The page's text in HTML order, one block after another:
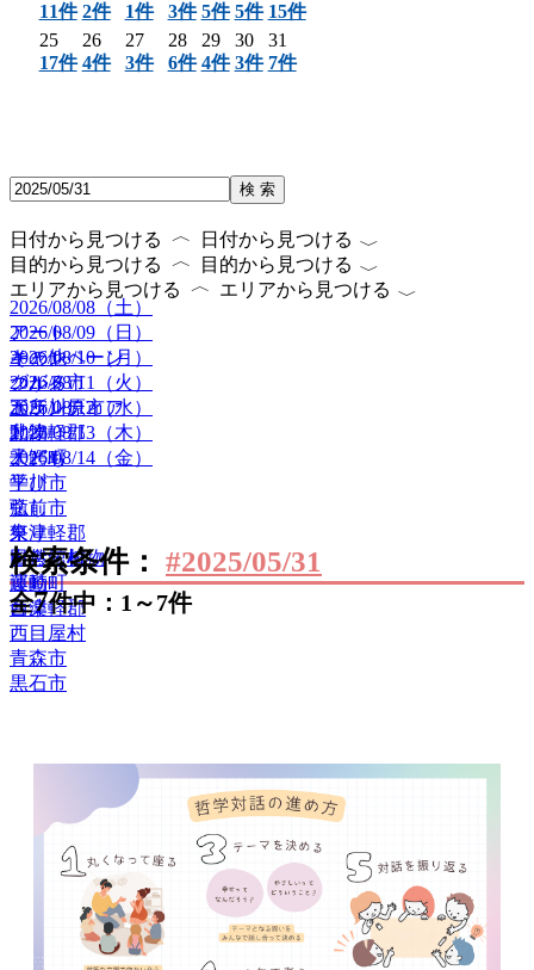
11件 2件
1件
3件 5件 5件 15件
25
17件
26
4件
27
3件
28
6件
29
4件
30
3件
31
7件
検 索
日付から見つける 〈 日付から見つける 〈
2026/08/08（土）
2026/08/09（日）
2026/08/10（月）
2026/08/11（火）
2026/08/12（水）
2026/08/13（木）
2026/08/14（金）
目的から見つける 〈 目的から見つける 〈
アート
キャンペーン
グルメ
ボランティア
動物
子ども
学び
癒し
祭り
自然・植物
運動
音楽
エリアから見つける 〈 エリアから見つける 〈
その他
つがる市
五所川原市
北津軽郡
大鰐町
平川市
弘前市
東津軽郡
田舎館村
藤崎町
西津軽郡
西目屋村
青森市
黒石市
検索条件： #2025/05/31
全7件中：1～7件